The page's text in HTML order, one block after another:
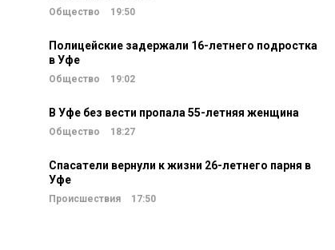
Общество 19:50
Полицейские задержали 16-летнего подростка
в Уфе
Общество 19:02
В Уфе без вести пропала 55-летняя женщина
Общество 18:27
Спасатели вернули к жизни 26-летнего парня в
Уфе
Происшествия 17:50